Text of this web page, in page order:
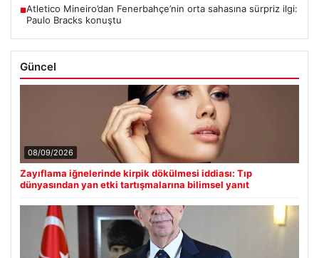
■Atletico Mineiro’dan Fenerbahçe’nin orta sahasına sürpriz ilgi:
Paulo Bracks konuştu
Güncel
08/09/2026
Zayıflama iğnelerinde kirpik dökülmesi iddiası: Tıp
dünyasından yan etki tartışmalarına bilimsel yanıt